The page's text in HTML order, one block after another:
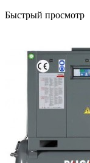
Быстрый просмотр